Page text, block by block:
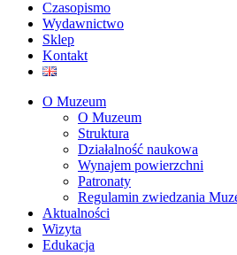
Czasopismo
Wydawnictwo
Sklep
Kontakt
O Muzeum
O Muzeum
Struktura
Działalność naukowa
Wynajem powierzchni
Patronaty
Regulamin zwiedzania
Aktualności
Wizyta
Edukacja